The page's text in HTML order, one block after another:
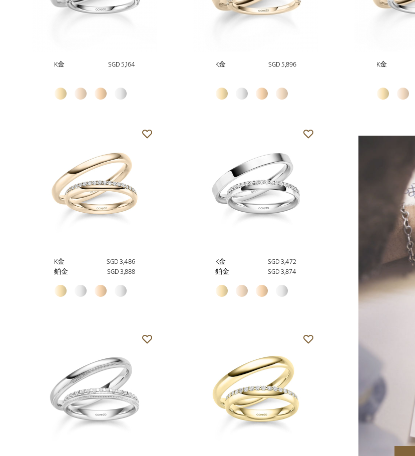
K金 SGD 5,164 K金 SGD 5,896 K金
K金
SGD 3,486
鉑金
SGD 3,888
K金
SGD 3,472
鉑金
SGD 3,874